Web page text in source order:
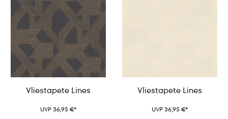
Vliestapete Lines
UVP 36,95 €*
Vliestapete Lines
UVP 36,95 €*